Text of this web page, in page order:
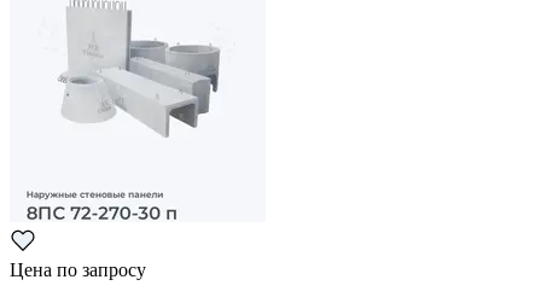
Цена по запросу